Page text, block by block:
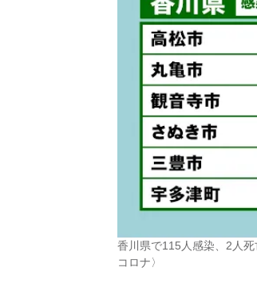
香川県で115人感染、2人
コロナ〉